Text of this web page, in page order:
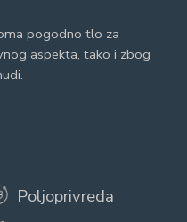
pogodno tlo za
aspekta, tako i zbog
Poljoprivreda